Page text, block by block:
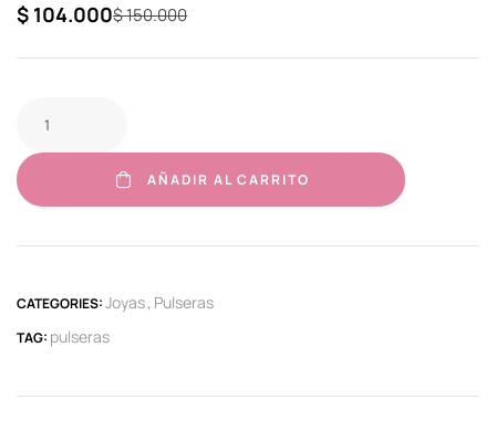
$150.000
$ 104.000
AÑADIR AL CARRITO
CATEGORIES:Joyas, Pulseras
TAG: pulseras